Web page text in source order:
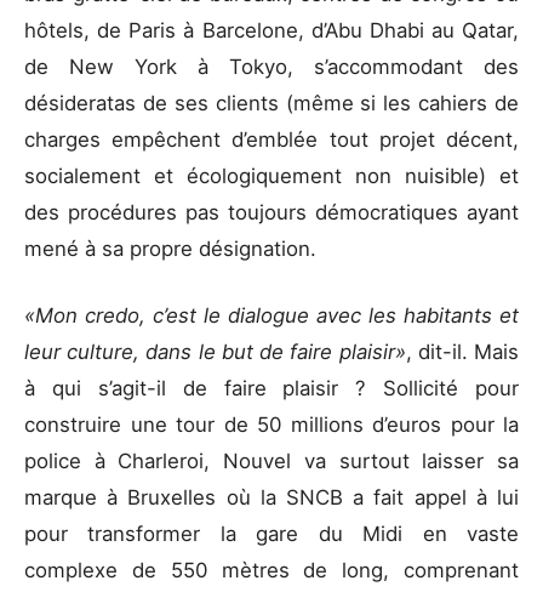
hôtels, de Paris à Barcelone, d’Abu Dhabi au Qatar,
de New York à Tokyo, s’accommodant des
désideratas de ses clients (même si les cahiers de
charges empêchent d’emblée tout projet décent,
socialement et écologiquement non nuisible) et
des procédures pas toujours démocratiques ayant
mené à sa propre désignation.
«Mon credo, c’est le dialogue avec les habitants et
leur culture, dans le but de faire plaisir», dit-il. Mais
à qui s’agit-il de faire plaisir ? Sollicité pour
construire une tour de 50 millions d’euros pour la
police à Charleroi, Nouvel va surtout laisser sa
marque à Bruxelles où la SNCB a fait appel à lui
pour transformer la gare du Midi en vaste
complexe de 550 mètres de long, comprenant